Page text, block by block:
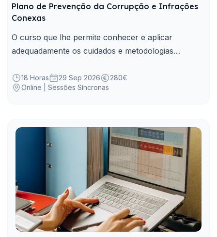
Plano de Prevenção da Corrupção e Infrações
Conexas
O curso que lhe permite conhecer e aplicar
adequadamente os cuidados e metodologias
atualização do plano de prevenção de riscos de
corrupção e infrações conexas
18 Horas 29 Sep 2026
280€
Online | Sessões Síncronas